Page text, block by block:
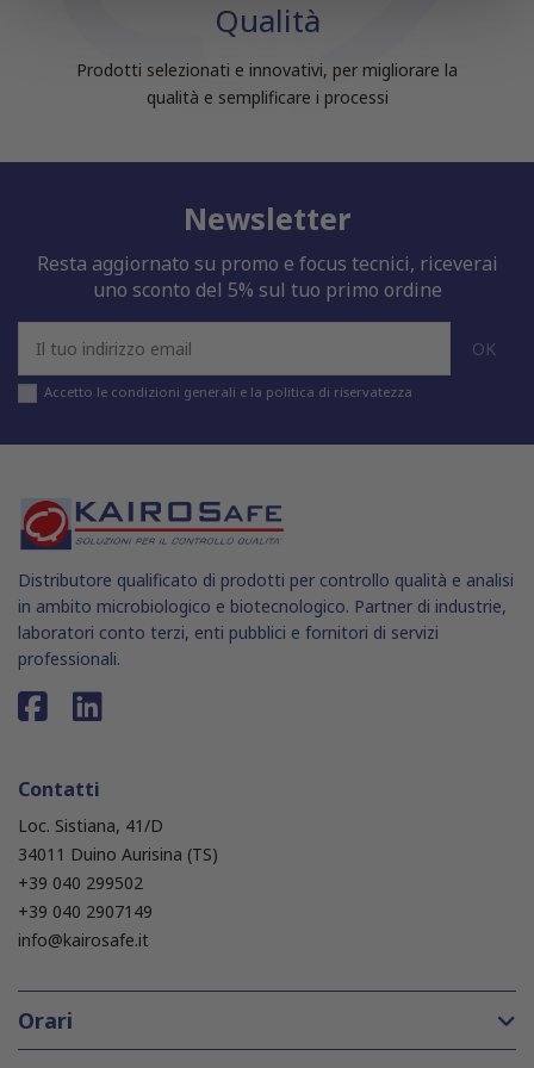
pubblicità e social media, i quali potrebbero combinarle
raccolto dal tuo utilizzo dei loro servizi.
Qualità
Prodotti selezionati e innovativi, per migliorare la
qualità e semplificare i processi
Newsletter
Resta aggiornato su promo e focus tecnici, riceverai
uno sconto del 5% sul tuo primo ordine
Accetto le condizioni generali e la politica di riservatezza
Distributore qualificato di prodotti per controllo qualità e analisi
in ambito microbiologico e biotecnologico. Partner di industrie,
laboratori conto terzi, enti pubblici e fornitori di servizi
professionali.
Contatti
Loc. Sistiana, 41/D
34011 Duino Aurisina (TS)
+39 040 299502
+39 040 2907149
info@kairosafe.it
Orari